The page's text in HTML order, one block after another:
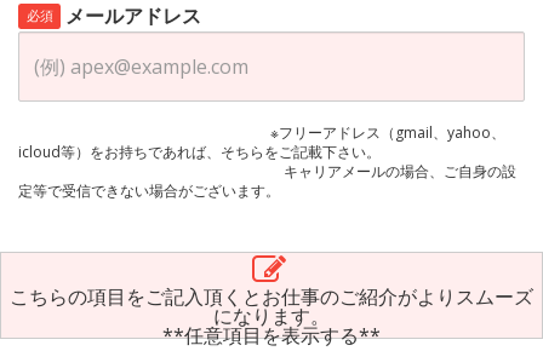
必須 メールアドレス
※フリーアドレス（gmail、yahoo、
icloud等）をお持ちであれば、そちらをご記載下さい。
キャリアメールの場合、ご自身の設
定等で受信できない場合がございます。
こちらの項目をご記入頂くとお仕事のご紹介がよりスムーズ
になります。
**任意項目を表示する**